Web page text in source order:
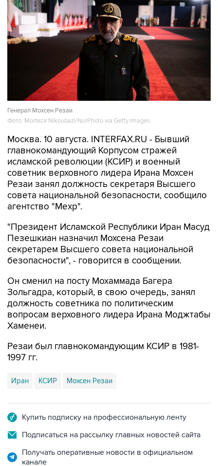
Генерал Мохсен Резаи
Фото: Morteza Nikoubazl/NurPhoto via Getty Images
Москва. 10 августа. INTERFAX.RU - Бывший
главнокомандующий Корпусом стражей
исламской революции (КСИР) и военный
советник верховного лидера Ирана Мохсен
Резаи занял должность секретаря Высшего
совета национальной безопасности, сообщило
агентство "Мехр".
"Президент Исламской Республики Иран Масуд
Пезешкиан назначил Мохсена Резаи
секретарем Высшего совета национальной
безопасности", - говорится в сообщении.
Он сменил на посту Мохаммада Багера
Зольгадра, который, в свою очередь, занял
должность советника по политическим
вопросам верховного лидера Ирана Моджтабы
Хаменеи.
Резаи был главнокомандующим КСИР в 1981-
1997 гг.
Иран КСИР Мохсен Резаи
Купить подписку на профессиональную ленту
Подписаться на рассылку главных новостей сайта
Получать оперативные новости в официальном
канале